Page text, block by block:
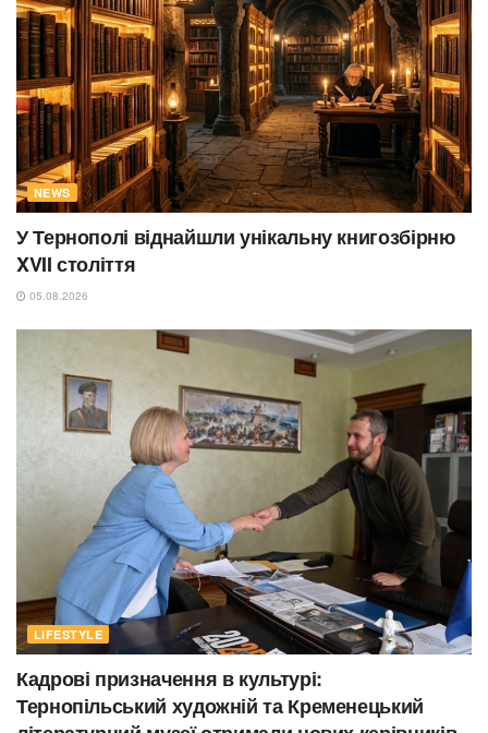
NEWS
У Тернополі віднайшли унікальну книгозбірню
XVII століття
05.08.2026
LIFESTYLE
Кадрові призначення в культурі:
Тернопільський художній та Кременецький